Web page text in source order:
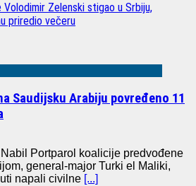
Volodimir Zelenski stigao u Srbiju,
priredio večeru
Saudijsku Arabiju povređeno 11
Portparol koalicije predvođene
general-major Turki el Maliki,
napali civilne [...]